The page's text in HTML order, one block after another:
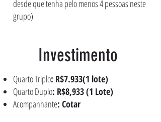
desde que tenha pelo menos 4 pessoas neste
grupo)
Investimento
Quarto Triplo: R$7.933(1 lote)
Quarto Duplo: R$8,933 (1 Lote)
Acompanhante: Cotar